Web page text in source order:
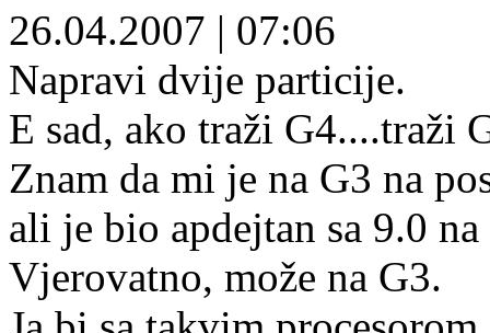
26.04.2007 | 07:06
Napravi dvije particije.
E sad, ako traži G4....traži
Znam da mi je na G3 na
ali je bio apdejtan sa 9.0
Vjerovatno, može na G3.